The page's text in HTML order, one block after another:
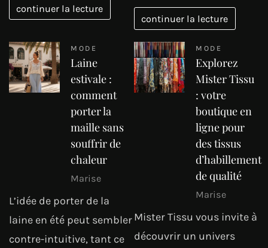
continuer la lecture
continuer la lecture
MODE
Laine
estivale :
comment
porter la
maille sans
souffrir de
chaleur
Marise
L’idée de porter de la
laine en été peut sembler
contre-intuitive, tant ce
MODE
Explorez
Mister Tissu
: votre
boutique en
ligne pour
des tissus
d’habillement
de qualité
Marise
Mister Tissu vous invite à
découvrir un univers